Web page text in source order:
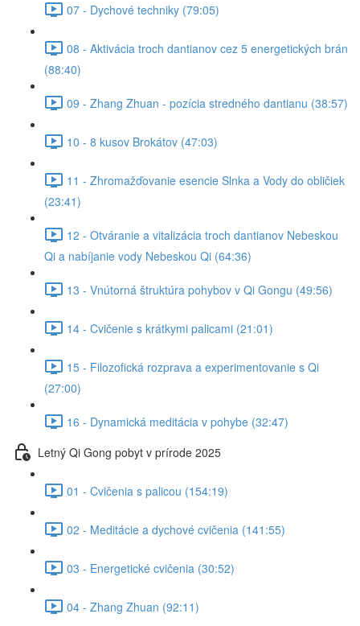
07 - Dychové techniky (79:05)
08 - Aktivácia troch dantianov cez 5 energetických brán
(88:40)
09 - Zhang Zhuan - pozícia stredného dantianu (38:57)
10 - 8 kusov Brokátov (47:03)
11 - Zhromažďovanie esencie Slnka a Vody do obličiek
(23:41)
12 - Otváranie a vitalizácia troch dantianov Nebeskou
Qi a nabíjanie vody Nebeskou Qi (64:36)
13 - Vnútorná štruktúra pohybov v Qi Gongu (49:56)
14 - Cvičenie s krátkymi palicami (21:01)
15 - Filozofická rozprava a experimentovanie s Qi
(27:00)
16 - Dynamická meditácia v pohybe (32:47)
Letný Qi Gong pobyt v prírode 2025
01 - Cvičenia s palicou (154:19)
02 - Meditácie a dychové cvičenia (141:55)
03 - Energetické cvičenia (30:52)
04 - Zhang Zhuan (92:11)